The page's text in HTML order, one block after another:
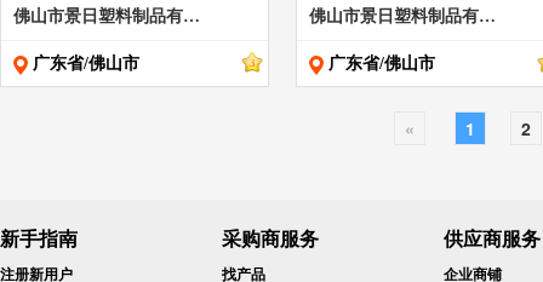
佛山市景日塑料制品有限公司
广东省/佛山市
佛山市景日塑料制品有限公司
广东省/佛山市
« 1 2
新手指南
注册新用户
采购商服务
找产品
供应商服务
企业商铺